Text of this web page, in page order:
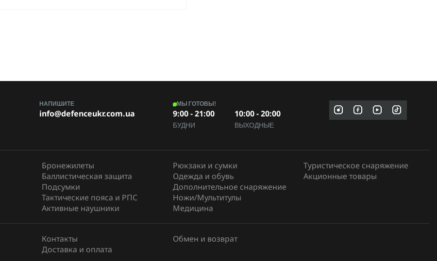
НАПИШИТЕ
info@defenceukr.com.ua
МЫ ГОТОВЫ!
9:00 - 21:00
БУДНИ
10:00 - 20:00
ВЫХОДНЫЕ
Бронежилеты
Баллистическая защита
Подсумки
Тактические пояса и РПС
Активные наушники
Рюкзаки и сумки
Одежда и обувь
Дополнительное снаряжение
Ножи/Мультитулы
Медицина
Туристическое снаряжение
Акционные товары
Контакты
Доставка и оплата
Обмен и возврат